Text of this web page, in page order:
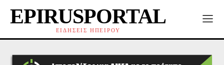
EPIRUSPORTAL
ΕΙΔΗΣΕΙΣ ΗΠΕΙΡΟΥ